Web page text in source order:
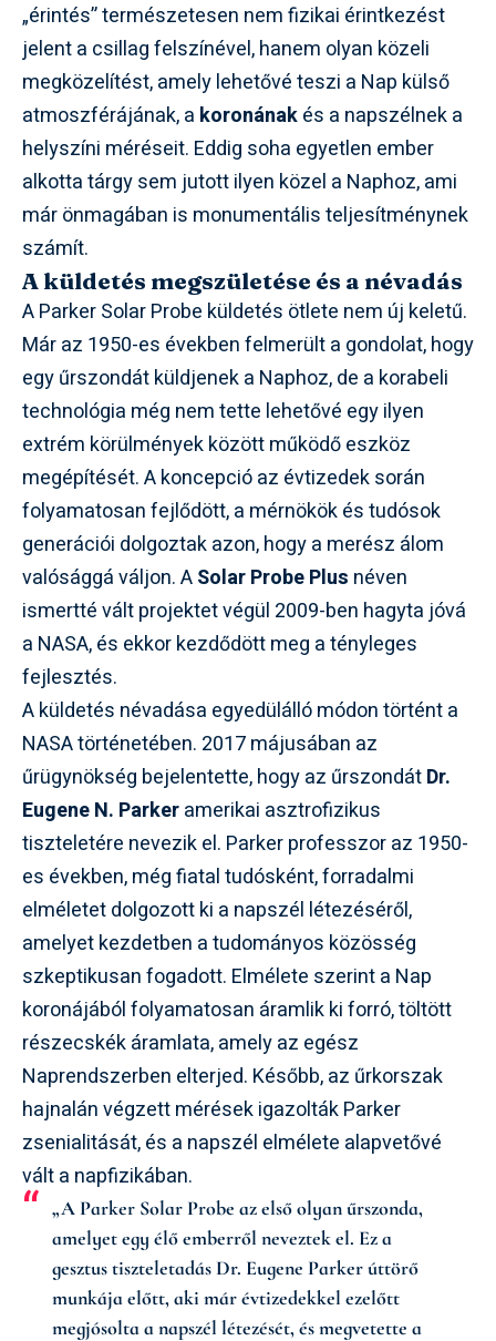
„érintés” természetesen nem fizikai érintkezést
jelent a csillag felszínével, hanem olyan közeli
megközelítést, amely lehetővé teszi a Nap külső
atmoszférájának, a koronánakés a napszélnek a
helyszíni méréseit. Eddig soha egyetlen ember
alkotta tárgy sem jutott ilyen közel a Naphoz, ami
már önmagában is monumentális teljesítménynek
számít.
A küldetés megszületése és a névadás
A Parker Solar Probe küldetés ötlete nem új keletű.
Már az 1950-es években felmerült a gondolat, hogy
egy űrszondát küldjenek a Naphoz, de a korabeli
technológia még nem tette lehetővé egy ilyen
extrém körülmények között működő eszköz
megépítését. A koncepció az évtizedek során
folyamatosan fejlődött, a mérnökök és tudósok
generációi dolgoztak azon, hogy a merész álom
valósággá váljon. ASolar Probe Plus néven
ismertté vált projektet végül 2009-ben hagyta jóvá
a NASA, és ekkor kezdődött meg a tényleges
fejlesztés.
A küldetés névadása egyedülálló módon történt a
NASA történetében. 2017 májusában az
űrügynökség bejelentette, hogy az űrszondátDr.
Eugene N. Parkeramerikai asztrofizikus
tiszteletére nevezik el. Parker professzor az 1950-
es években, még fiatal tudósként, forradalmi
elméletet dolgozott ki a napszél létezéséről,
amelyet kezdetben a tudományos közösség
szkeptikusan fogadott. Elmélete szerint a Nap
koronájából folyamatosan áramlik ki forró, töltött
részecskék áramlata, amely az egész
Naprendszerben elterjed. Később, az űrkorszak
hajnalán végzett mérések igazolták Parker
zsenialitását, és a napszél elmélete alapvetővé
vált a napfizikában.
„A Parker Solar Probe az első olyan űrszonda,
amelyet egy élő emberről neveztek el. Ez a
gesztus tiszteletadás Dr. Eugene Parker úttörő
munkája előtt, aki már évtizedekkel ezelőtt
megjósolta a napszél létezését, és megvetette a